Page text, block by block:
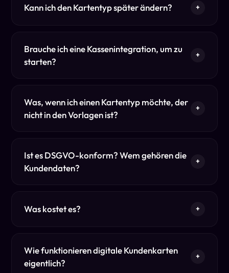
Kann ich den Kartentyp später ändern? +
Brauche ich eine Kassenintegration, um zu
starten?
+
Was, wenn ich einen Kartentyp möchte, der
nicht in den Vorlagen ist?
+
Ist es DSGVO-konform? Wem gehören die
Kundendaten?
+
Was kostet es? +
Wie funktionieren digitale Kundenkarten
eigentlich?
+